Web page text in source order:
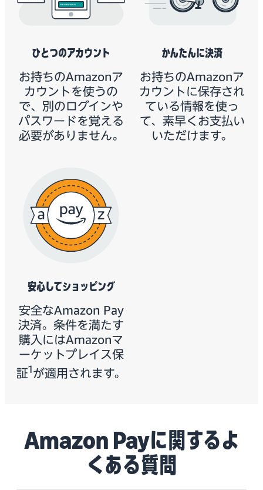
ひとつのアカウント
お持ちのAmazonア
カウントを使うの
で、別のログインや
パスワードを覚える
必要がありません。
かんたんに決済
お持ちのAmazonア
カウントに保存され
ている情報を使っ
て、素早くお支払い
いただけます。
安心してショッピング
安全なAmazon Pay
決済。条件を満たす
購入にはAmazonマ
ーケットプレイス保
証1 が適用されます。
Amazon Payに関するよ
くある質問